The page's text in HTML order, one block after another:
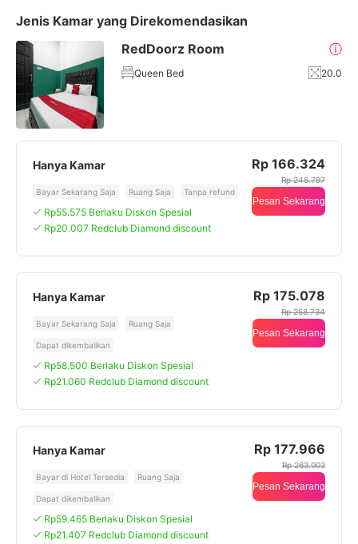
Jenis Kamar yang Direkomendasikan
RedDoorz Room
ⓘ
Queen Bed 20.0
Hanya Kamar
Bayar Sekarang Saja Ruang Saja Tanpa refund
Rp55.575 Berlaku Diskon Spesial
Rp20.007 Redclub Diamond discount
Rp 166.324
Rp 245.797
Pesan Sekarang
Hanya Kamar
Bayar Sekarang Saja Ruang Saja
Dapat dikembalikan
Rp58.500 Berlaku Diskon Spesial
Rp21.060 Redclub Diamond discount
Rp 175.078
Rp 258.734
Pesan Sekarang
Hanya Kamar
Bayar di Hotel Tersedia Ruang Saja
Dapat dikembalikan
Rp59.465 Berlaku Diskon Spesial
Rp21.407 Redclub Diamond discount
Rp 177.966
Rp 263.003
Pesan Sekarang